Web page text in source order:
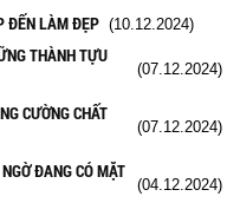
ĐẾN LÀM ĐẸP (10.12.2024)
THÀNH TỰU
(07.12.2024)
CƯỜNG CHẤT
(07.12.2024)
ĐANG CÓ MẶT
(04.12.2024)